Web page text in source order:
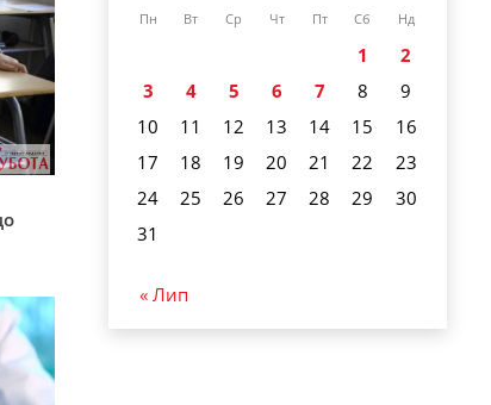
Пн Вт Ср Чт Пт Сб Нд
1
2
3
4 5 6 7 8
9
10
11 12 13 14 15
16
17
18 19 20 21 22
23
24
25 26 27 28 29
30
31
« Лип